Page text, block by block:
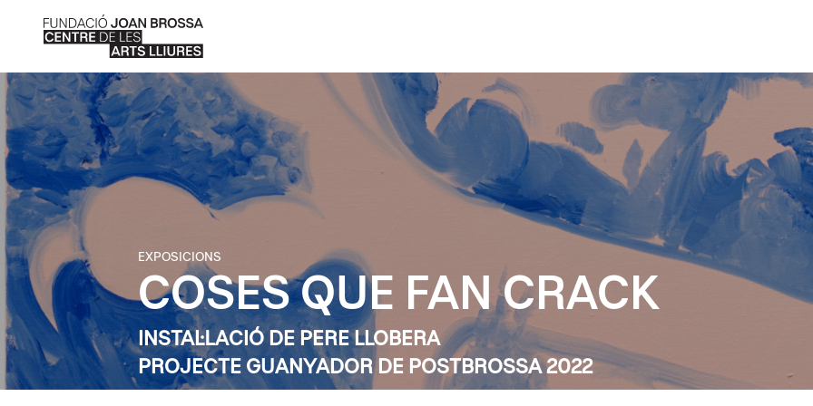
EXPOSICIONS
COSES QUE FAN CRACK
INSTAL·LACIÓ DE PERE LLOBERA
PROJECTE GUANYADOR DE POSTBROSSA 2022